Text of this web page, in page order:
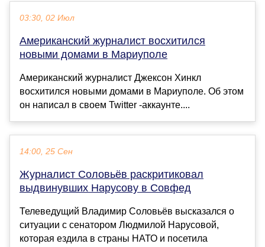
03:30, 02 Июл
Американский журналист восхитился
новыми домами в Мариуполе
Американский журналист Джексон Хинкл
восхитился новыми домами в Мариуполе. Об этом
он написал в своем Twitter -аккаунте....
14:00, 25 Сен
Журналист Соловьёв раскритиковал
выдвинувших Нарусову в Совфед
Телеведущий Владимир Соловьёв высказался о
ситуации с сенатором Людмилой Нарусовой,
которая ездила в страны НАТО и посетила